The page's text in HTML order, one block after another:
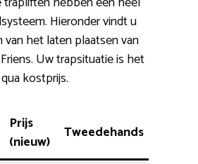
Hieronder vindt u
van het laten plaatsen van
Uw trapsituatie is het
kostprijs.
Prijs
(nieuw)
Tweedehands